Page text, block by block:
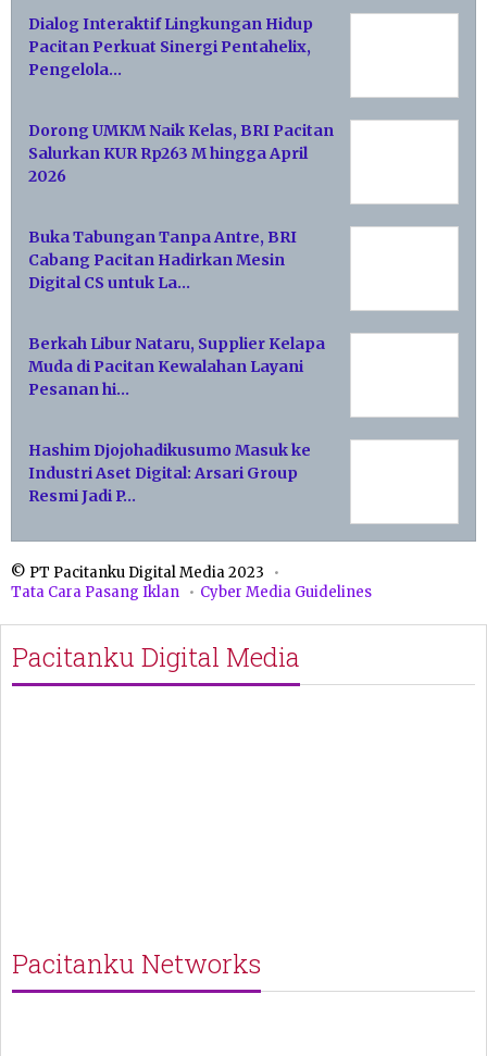
Dialog Interaktif Lingkungan Hidup
Pacitan Perkuat Sinergi Pentahelix,
Pengelola…
Dorong UMKM Naik Kelas, BRI Pacitan
Salurkan KUR Rp263 M hingga April
2026
Buka Tabungan Tanpa Antre, BRI
Cabang Pacitan Hadirkan Mesin
Digital CS untuk La…
Berkah Libur Nataru, Supplier Kelapa
Muda di Pacitan Kewalahan Layani
Pesanan hi…
Hashim Djojohadikusumo Masuk ke
Industri Aset Digital: Arsari Group
Resmi Jadi P…
© PT Pacitanku Digital Media 2023
Tata Cara Pasang Iklan
Cyber Media Guidelines
Pacitanku Digital Media
Pacitanku Networks